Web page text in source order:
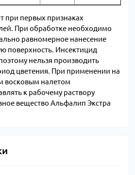
при первых признаках
При обработке необходимо
равномерное нанесение
поверхность. Инсектицид
нельзя производить
цветения. При применении на
восковым налетом
к рабочему раствору
вещество Альфалип Экстра